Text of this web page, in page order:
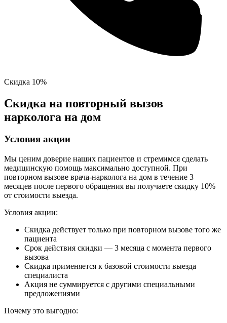
Скидка 10%
Скидка на повторный вызов
нарколога на дом
Условия акции
Мы ценим доверие наших пациентов и стремимся сделать
медицинскую помощь максимально доступной. При
повторном вызове врача-нарколога на дом в течение 3
месяцев после первого обращения вы получаете скидку 10%
от стоимости выезда.
Условия акции:
Скидка действует только при повторном вызове того же
пациента
Срок действия скидки — 3 месяца с момента первого
вызова
Скидка применяется к базовой стоимости выезда
специалиста
Акция не суммируется с другими специальными
предложениями
Почему это выгодно: